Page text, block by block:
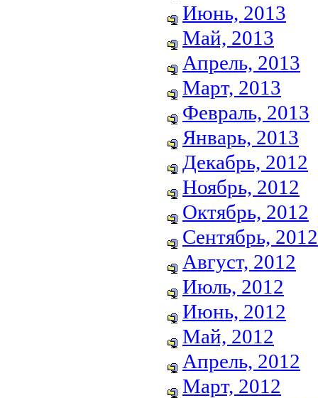
Июнь, 2013
Май, 2013
Апрель, 2013
Март, 2013
Февраль, 2013
Январь, 2013
Декабрь, 2012
Ноябрь, 2012
Октябрь, 2012
Сентябрь, 2012
Август, 2012
Июль, 2012
Июнь, 2012
Май, 2012
Апрель, 2012
Март, 2012